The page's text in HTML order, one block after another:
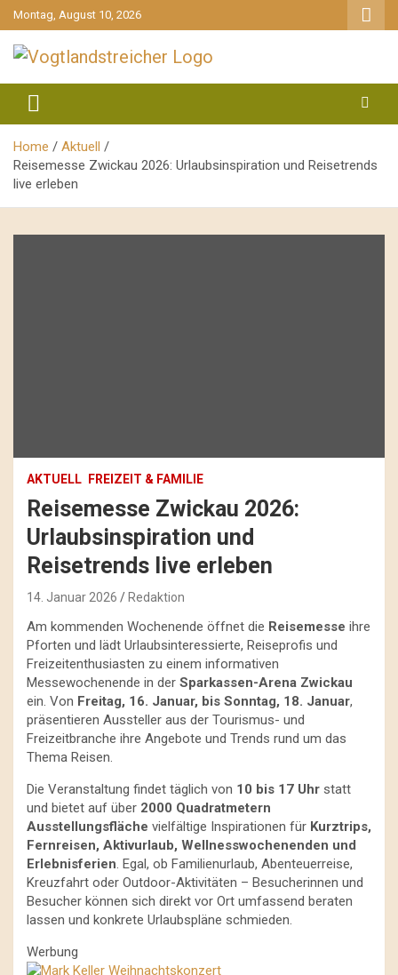
gehe
zum
Inhalt
Montag, August 10, 2026
Vogtlandstreicher
Home
Aktuell
Reisemesse Zwickau 2026: Urlaubsinspiration und Reisetrends
live erleben
AKTUELL FREIZEIT & FAMILIE
Reisemesse Zwickau 2026:
Urlaubsinspiration und
Reisetrends live erleben
14. Januar 2026 Redaktion
Am kommenden Wochenende öffnet die Reisemesse ihre
Pforten und lädt Urlaubsinteressierte, Reiseprofis und
Freizeitenthusiasten zu einem informativen
Messewochenende in der Sparkassen-Arena Zwickau
ein. Von Freitag, 16. Januar, bis Sonntag, 18. Januar,
präsentieren Aussteller aus der Tourismus- und
Freizeitbranche ihre Angebote und Trends rund um das
Thema Reisen.
Die Veranstaltung findet täglich von 10 bis 17 Uhr statt
und bietet auf über 2000 Quadratmetern
Ausstellungsfläche vielfältige Inspirationen für Kurztrips,
Fernreisen, Aktivurlaub, Wellnesswochenenden und
Erlebnisferien. Egal, ob Familienurlaub, Abenteuerreise,
Kreuzfahrt oder Outdoor-Aktivitäten – Besucherinnen und
Besucher können sich direkt vor Ort umfassend beraten
lassen und konkrete Urlaubspläne schmieden.
Werbung